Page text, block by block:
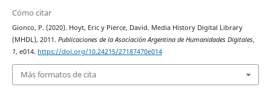
Cómo citar
Gionco, P. (2020). Hoyt, Eric y Pierce, David. Media History Digital Library
(MHDL), 2011. Publicaciones de la Asociación Argentina de Humanidades Digitales,
1, e014. https://doi.org/10.24215/27187470e014
Más formatos de cita